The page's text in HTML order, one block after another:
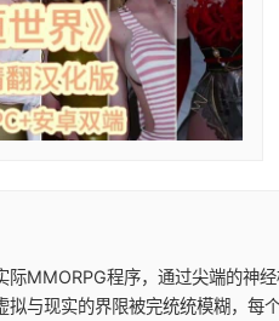
际MMORPG程序，通过尖端的神
拟与现实的界限被完统统模糊，每